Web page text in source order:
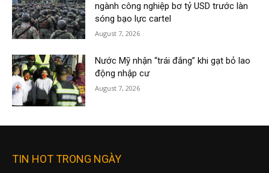
ngành công nghiệp bơ tỷ USD trước làn
sóng bạo lực cartel
August 7, 2026
Nước Mỹ nhận “trái đắng” khi gạt bỏ lao
động nhập cư
August 7, 2026
TIN HOT TRONG NGÀY